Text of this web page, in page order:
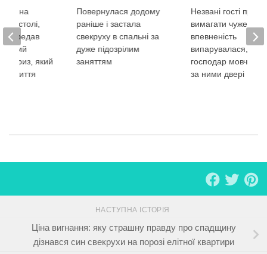
Повернулася додому
раніше і застала
свекруху в спальні за
дуже підозрілим
заняттям
Незвані гості
вимагати чуже.
впевненість
випарувалася,
господар мовчки
за ними двері
на
столі,
передав
який
життя
НАСТУПНА ІСТОРІЯ
Ціна вигнання: яку страшну правду про спадщину
дізнався син свекрухи на порозі елітної квартири